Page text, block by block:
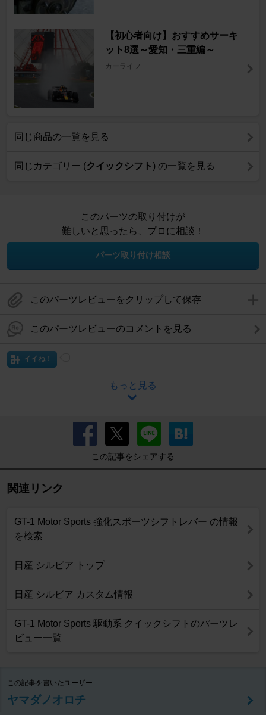
【初心者向け】おすすめサーキ
ット8選～愛知・三重編～
カーライフ
同じ商品の一覧を見る
同じカテゴリー (クイックシフト) の一覧を見る
このパーツの取り付けが
難しいと思ったら、プロに相談！
パーツ取り付け相談
このパーツレビューをクリップして保存
このパーツレビューのコメントを見る
イイね！
もっと見る
この記事をシェアする
関連リンク
GT-1 Motor Sports 強化スポーツシフトレバー の情報
を検索
日産 シルビア トップ
日産 シルビア カスタム情報
GT-1 Motor Sports 駆動系 クイックシフトのパーツレ
ビュー一覧
この記事を書いたユーザー
ヤマダノオロチ